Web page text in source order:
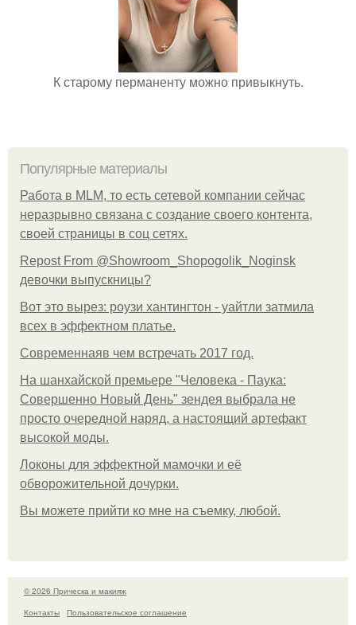
К старому перманенту можно привыкнуть.
Популярные материалы
Работа в MLM, то есть сетевой компании сейчас
неразрывно связана с создание своего контента,
своей страницы в соц сетях.
Repost From @Showroom_Shopogolik_Noginsk
девочки выпускницы?
Вот это вырез: роузи хантингтон - уайтли затмила
всех в эффектном платьe.
Современнаяв чем встречать 2017 год.
На шанхайской премьере "Человека - Паука:
Совершенно Новый День" зендея выбрала не
просто очередной наряд, а настоящий артефакт
высокой моды.
Локоны для эффектной мамочки и её
обворожительной дочурки.
Вы можете прийти ко мне на съемку, любой.
© 2026 Прическа и макияж
Контакты
Пользовательское соглашение